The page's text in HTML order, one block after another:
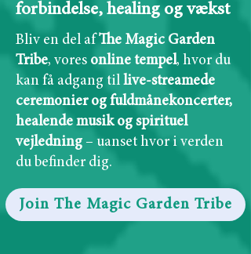
forbindelse, healing og vækst
Bliv en del af The Magic Garden
Tribe, vores online tempel, hvor du
kan få adgang til live-streamede
ceremonier og fuldmånekoncerter,
healende musik og spirituel
vejledning – uanset hvor i verden
du befinder dig.
Join The Magic Garden Tribe